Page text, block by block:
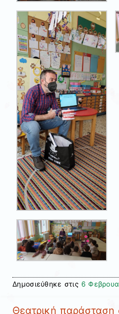
Δημοσιεύθηκε στις 6
Θεατρική παράσταση